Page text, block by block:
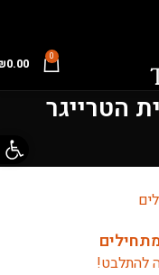
0
0.00
הטרייגר